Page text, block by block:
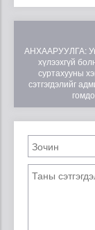
АНХААРУУЛГА:
хүлээхгүй
суртахууны
сэтгэгдэлийг